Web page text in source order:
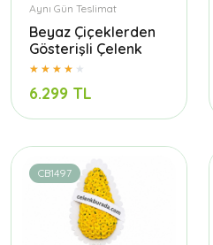
Aynı Gün Teslimat
Beyaz Çiçeklerden
Gösterişli Çelenk
6.299 TL
CB1497